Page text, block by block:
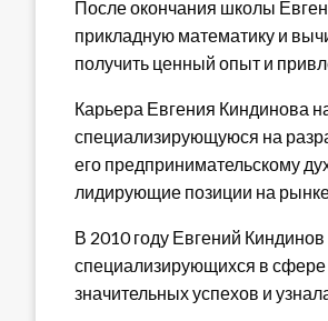
После окончания школы
прикладную математику и
получить ценный опыт и
Карьера Евгения Киндинова
специализирующуюся на
его предпринимательскому
лидирующие позиции на
В 2010 году Евгений
специализирующихся в сфере
значительных успехов и